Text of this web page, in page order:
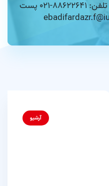
تحقیقات ارتقاء سلامت شماره تلفن: 88622641-021 پست
آرشیو